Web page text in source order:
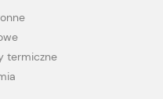
termiczne